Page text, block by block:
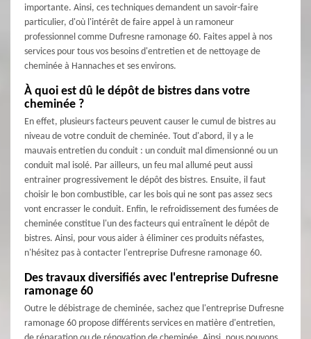
importante. Ainsi, ces techniques demandent un savoir-faire
particulier, d'où l'intérêt de faire appel à un ramoneur
professionnel comme Dufresne ramonage 60. Faites appel à nos
services pour tous vos besoins d'entretien et de nettoyage de
cheminée à Hannaches et ses environs.
À quoi est dû le dépôt de bistres dans votre
cheminée ?
En effet, plusieurs facteurs peuvent causer le cumul de bistres au
niveau de votre conduit de cheminée. Tout d'abord, il y a le
mauvais entretien du conduit : un conduit mal dimensionné ou un
conduit mal isolé. Par ailleurs, un feu mal allumé peut aussi
entrainer progressivement le dépôt des bistres. Ensuite, il faut
choisir le bon combustible, car les bois qui ne sont pas assez secs
vont encrasser le conduit. Enfin, le refroidissement des fumées de
cheminée constitue l'un des facteurs qui entraînent le dépôt de
bistres. Ainsi, pour vous aider à éliminer ces produits néfastes,
n'hésitez pas à contacter l'entreprise Dufresne ramonage 60.
Des travaux diversifiés avec l'entreprise Dufresne
ramonage 60
Outre le débistrage de cheminée, sachez que l'entreprise Dufresne
ramonage 60 propose différents services en matière d'entretien,